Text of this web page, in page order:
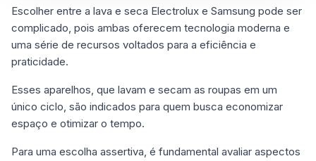
Escolher entre a lava e seca Electrolux e Samsung pode ser
complicado, pois ambas oferecem tecnologia moderna e
uma série de recursos voltados para a eficiência e
praticidade.
Esses aparelhos, que lavam e secam as roupas em um
único ciclo, são indicados para quem busca economizar
espaço e otimizar o tempo.
Para uma escolha assertiva, é fundamental avaliar aspectos